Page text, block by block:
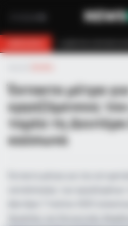
Έκτακτα μέτρα
εργαζόμενους
τομέα τη
καύσωνα